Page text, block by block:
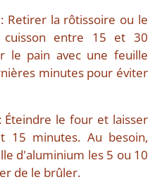
Retirer la rôtissoire ou le
cuisson entre 15 et 30
le pain avec une feuille
minutes pour éviter
Éteindre le four et laisser
minutes. Au besoin,
d'aluminium les 5 ou 10
de le brûler.